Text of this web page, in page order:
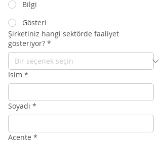
Bilgi
Gösteri
Şirketiniz hangi sektörde faaliyet
gösteriyor? *
İsim *
Soyadı *
Acente *